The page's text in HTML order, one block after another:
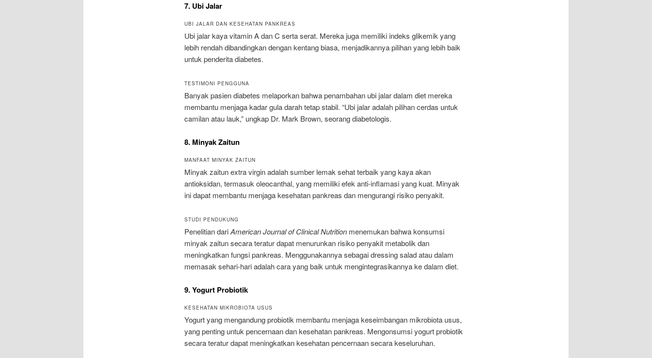
7. Ubi Jalar
UBI JALAR DAN KESEHATAN PANKREAS
Ubi jalar kaya vitamin A dan C serta serat. Mereka juga memiliki indeks glikemik yang
lebih rendah dibandingkan dengan kentang biasa, menjadikannya pilihan yang lebih baik
untuk penderita diabetes.
TESTIMONI PENGGUNA
Banyak pasien diabetes melaporkan bahwa penambahan ubi jalar dalam diet mereka
membantu menjaga kadar gula darah tetap stabil. “Ubi jalar adalah pilihan cerdas untuk
camilan atau lauk,” ungkap Dr. Mark Brown, seorang diabetologis.
8. Minyak Zaitun
MANFAAT MINYAK ZAITUN
Minyak zaitun extra virgin adalah sumber lemak sehat terbaik yang kaya akan
antioksidan, termasuk oleocanthal, yang memiliki efek anti-inflamasi yang kuat. Minyak
ini dapat membantu menjaga kesehatan pankreas dan mengurangi risiko penyakit.
STUDI PENDUKUNG
Penelitian dariAmerican Journal of Clinical Nutritionmenemukan bahwa konsumsi
minyak zaitun secara teratur dapat menurunkan risiko penyakit metabolik dan
meningkatkan fungsi pankreas. Menggunakannya sebagai dressing salad atau dalam
memasak sehari-hari adalah cara yang baik untuk mengintegrasikannya ke dalam diet.
9. Yogurt Probiotik
KESEHATAN MIKROBIOTA USUS
Yogurt yang mengandung probiotik membantu menjaga keseimbangan mikrobiota usus,
yang penting untuk pencernaan dan kesehatan pankreas. Mengonsumsi yogurt probiotik
secara teratur dapat meningkatkan kesehatan pencernaan secara keseluruhan.